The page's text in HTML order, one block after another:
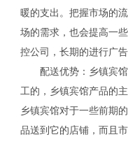
暖的支出。把握市场的
场的需求，也会提高一
控公司，长期的进行广
配送优势：乡镇宾馆
工的，乡镇宾馆产品的
乡镇宾馆对于一些前期
品送到它的店铺，而且